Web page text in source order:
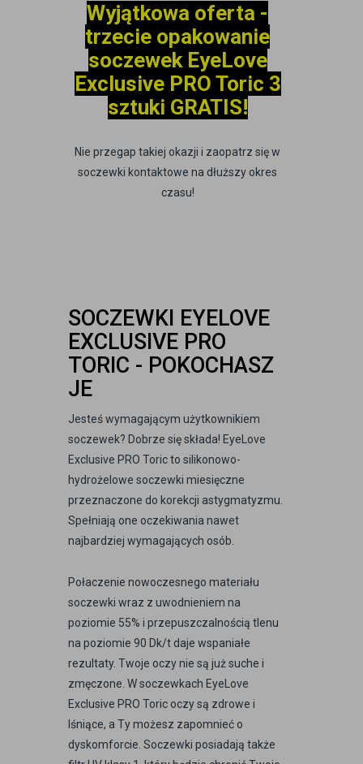
Wyjątkowa oferta -
trzecie opakowanie
soczewek EyeLove
Exclusive PRO Toric 3
sztuki GRATIS!
Nie przegap takiej okazji i zaopatrz się w
soczewki kontaktowe na dłuższy okres
czasu!
SOCZEWKI EYELOVE
EXCLUSIVE PRO
TORIC - POKOCHASZ
JE
Jesteś wymagającym użytkownikiem
soczewek? Dobrze się składa! EyeLove
Exclusive PRO Toric to silikonowo-
hydrożelowe soczewki miesięczne
przeznaczone do korekcji astygmatyzmu.
Spełniają one oczekiwania nawet
najbardziej wymagających osób.
Połaczenie nowoczesnego materiału
soczewki wraz z uwodnieniem na
poziomie 55% i przepuszczalnością tlenu
na poziomie 90 Dk/t daje wspaniałe
rezultaty. Twoje oczy nie są już suche i
zmęczone. W soczewkach EyeLove
Exclusive PRO Toric oczy są zdrowe i
lśniące, a Ty możesz zapomnieć o
dyskomforcie. Soczewki posiadają także